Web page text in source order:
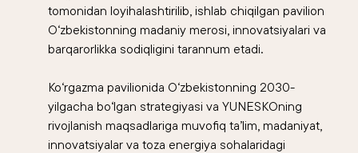
tomonidan loyihalashtirilib, ishlab chiqilgan pavilion
O‘zbekistonning madaniy merosi, innovatsiyalari va
barqarorlikka sodiqligini tarannum etadi.
Ko‘rgazma pavilionida O‘zbekistonning 2030-
yilgacha bo‘lgan strategiyasi va YUNESKOning
rivojlanish maqsadlariga muvofiq ta’lim, madaniyat,
innovatsiyalar va toza energiya sohalaridagi